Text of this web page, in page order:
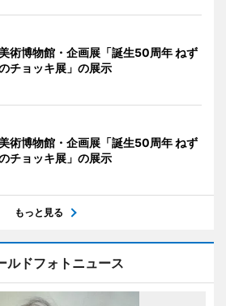
術博物館・企画展「誕生50周年 ねず
チョッキ展」の展示
術博物館・企画展「誕生50周年 ねず
チョッキ展」の展示
もっと見る
ルドフォトニュース